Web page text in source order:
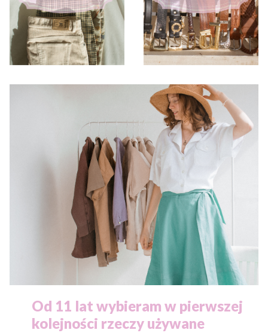
Od 11 lat wybieram w pierwszej
kolejności rzeczy używane